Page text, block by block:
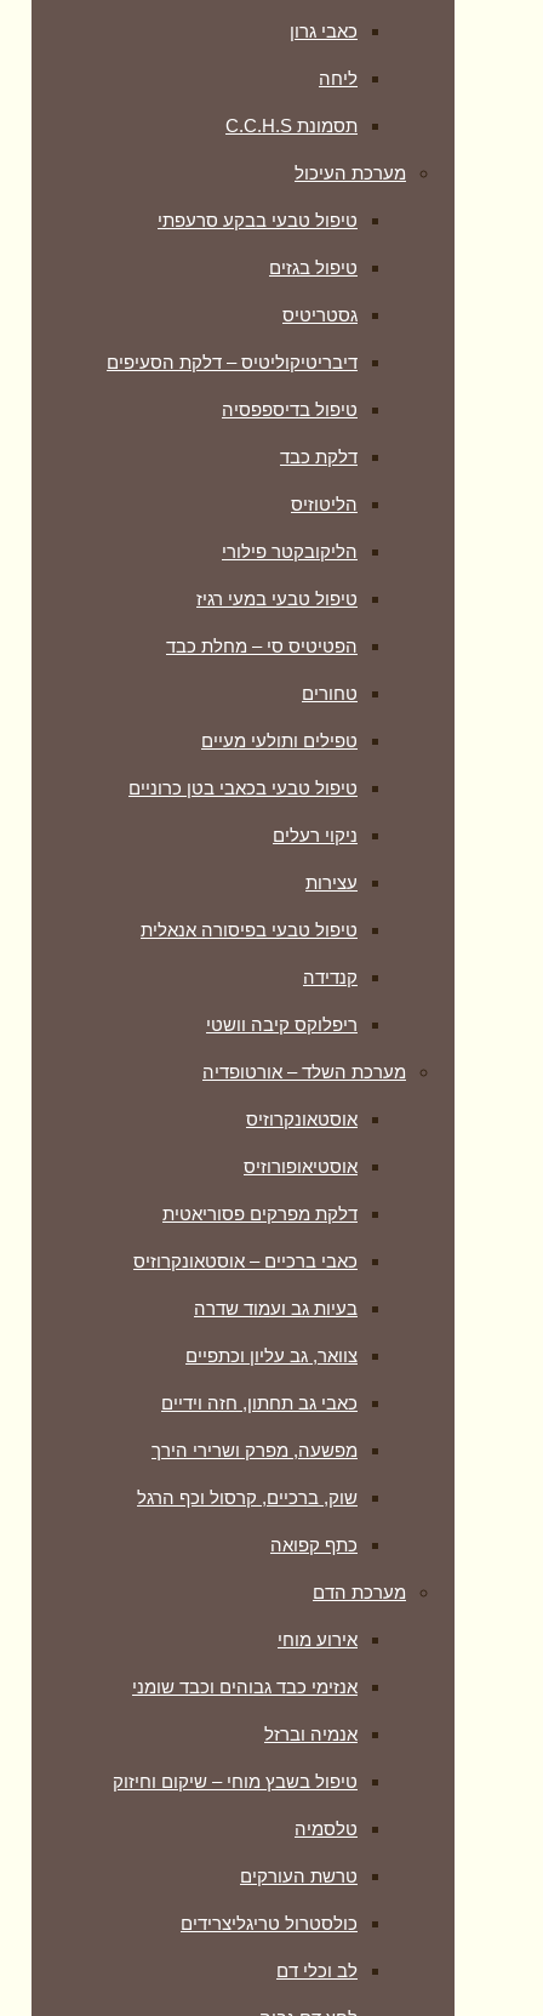
כאבי גרון
ליחה
תסמונת C.C.H.S
מערכת העיכול
טיפול טבעי בבקע סרעפתי
טיפול בגזים
גסטריטיס
דיבריטיקוליטיס – דלקת הסעיפים
טיפול בדיספפסיה
דלקת כבד
הליטוזיס
הליקובקטר פילורי
טיפול טבעי במעי רגיז
הפטיטיס סי – מחלת כבד
טחורים
טפילים ותולעי מעיים
טיפול טבעי בכאבי בטן כרוניים
ניקוי רעלים
עצירות
טיפול טבעי בפיסורה אנאלית
קנדידה
ריפלוקס קיבה וושטי
מערכת השלד – אורטופדיה
אוסטאונקרוזיס
אוסטיאופורוזיס
דלקת מפרקים פסוריאטית
כאבי ברכיים – אוסטאונקרוזיס
בעיות גב ועמוד שדרה
צוואר, גב עליון וכתפיים
כאבי גב תחתון, חזה וידיים
מפשעה, מפרק ושרירי הירך
שוק, ברכיים, קרסול וכף הרגל
כתף קפואה
מערכת הדם
אירוע מוחי
אנזימי כבד גבוהים וכבד שומני
אנמיה וברזל
טיפול בשבץ מוחי – שיקום וחיזוק
טלסמיה
טרשת העורקים
כולסטרול טריגליצרידים
לב וכלי דם